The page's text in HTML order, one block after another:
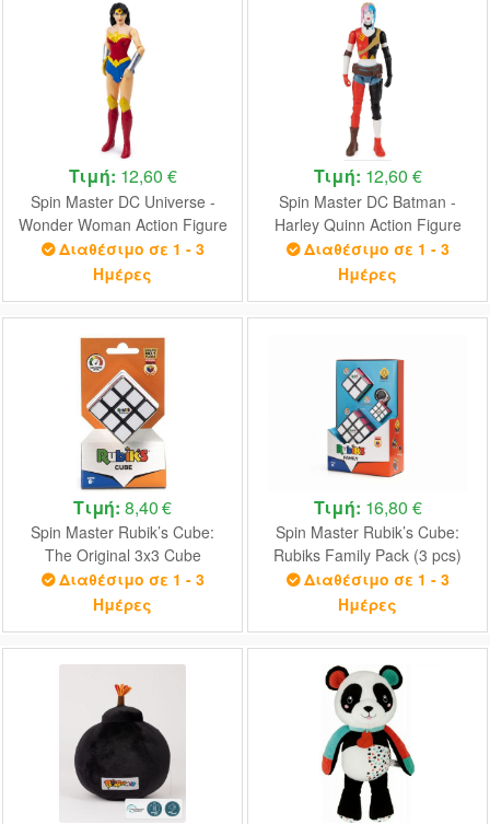
Τιμή: 12,60 €
Spin Master DC Universe -
Wonder Woman Action Figure
(30cm) (6056902)
Διαθέσιμο σε 1 - 3
Ημέρες
Τιμή: 12,60 €
Spin Master DC Batman -
Harley Quinn Action Figure
(30cm) (6069101)
Διαθέσιμο σε 1 - 3
Ημέρες
Τιμή: 8,40 €
Spin Master Rubik’s Cube:
The Original 3x3 Cube
(6063968)
Διαθέσιμο σε 1 - 3
Ημέρες
Τιμή: 16,80 €
Spin Master Rubik’s Cube:
Rubiks Family Pack (3 pcs)
(6064015)
Διαθέσιμο σε 1 - 3
Ημέρες